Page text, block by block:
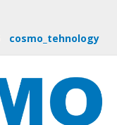
cosmo_tehnology